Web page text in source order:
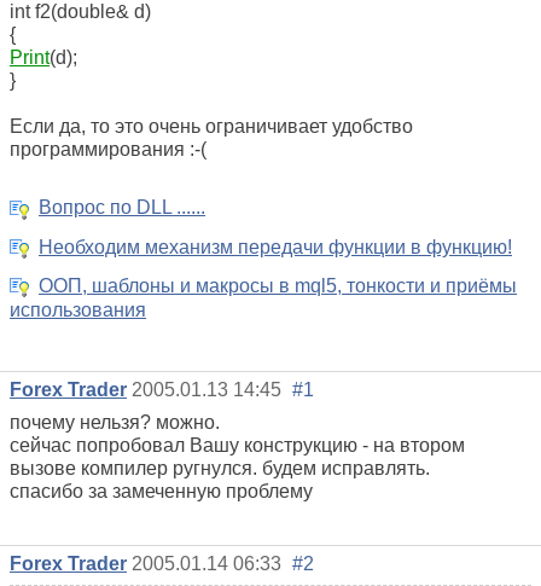
int f2(double& d)
{
Print(d);
}
Если да, то это очень ограничивает удобство
программирования :-(
Вопрос по DLL ......
Необходим механизм передачи функции в функцию!
ООП, шаблоны и макросы в mql5, тонкости и приёмы
использования
Forex Trader 2005.01.13 14:45 #1
почему нельзя? можно.
сейчас попробовал Вашу конструкцию - на втором
вызове компилер ругнулся. будем исправлять.
спасибо за замеченную проблему
Forex Trader 2005.01.14 06:33 #2